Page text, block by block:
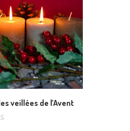
veillées de l’Avent